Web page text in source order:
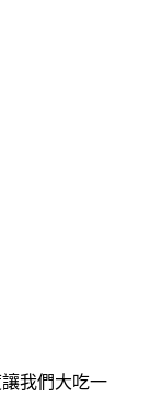
我們大吃一